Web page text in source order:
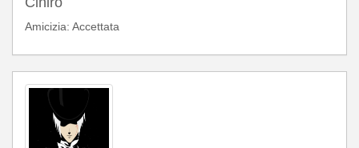
Amicizia: Accettata